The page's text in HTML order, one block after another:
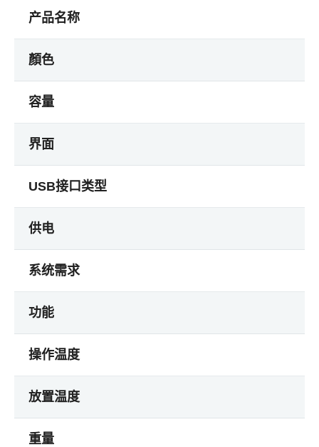
产品名称
顏色
容量
界面
USB接口类型
供电
系统需求
功能
操作温度
放置温度
重量